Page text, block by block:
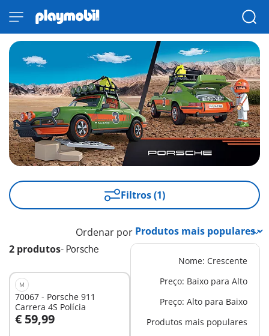
Filtros (1)
2 produtos- Porsche
Ordenar por
Nome: Crescente
Preço: Baixo para Alto
Preço: Alto para Baixo
Produtos mais populares
M
70067 - Porsche 911
Carrera 4S Polícia
€ 59,99
Ao carrinho
71436 - Porsche 911
Carrera RS 2.7 Offroad
€ 59,99
Ao carrinho